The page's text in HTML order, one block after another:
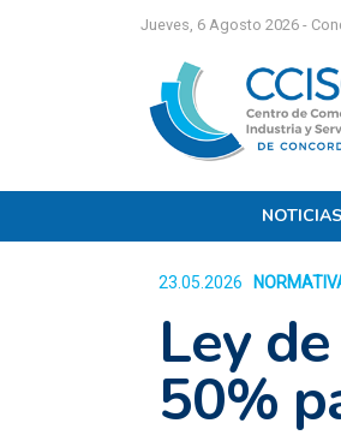
Jueves, 6 Agosto 2026 -
NOTICIAS
23.05.2026
Ley
50%